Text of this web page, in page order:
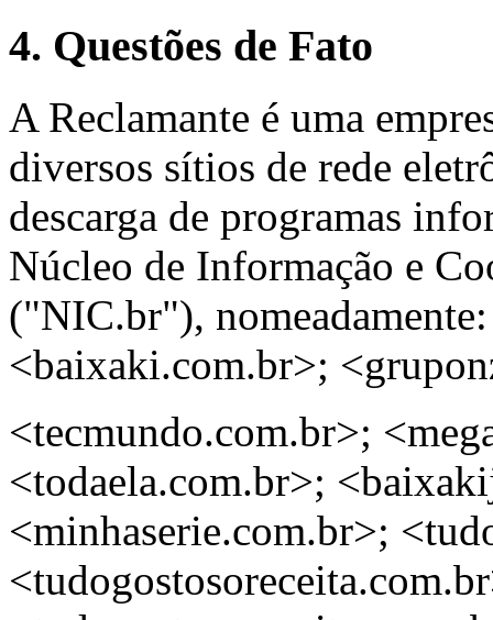
4. Questões de Fato
A Reclamante é uma
diversos sítios de rede
descarga de programas
Núcleo de Informação e
("NIC.br"),
<baixaki.com.br>;
<tecmundo.com.br>;
<todaela.com.br>;
<minhaserie.com.br>;